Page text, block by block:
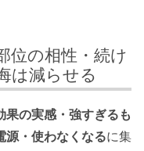
位の相性・続け
は減らせる
果の実感・強すぎるも
源・使わなくなるに集